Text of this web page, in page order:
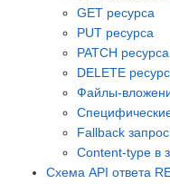
GET ресурса
PUT ресурса
PATCH ресурса
DELETE
Файлы-
Fallback
Content-type в
Схема API ответа